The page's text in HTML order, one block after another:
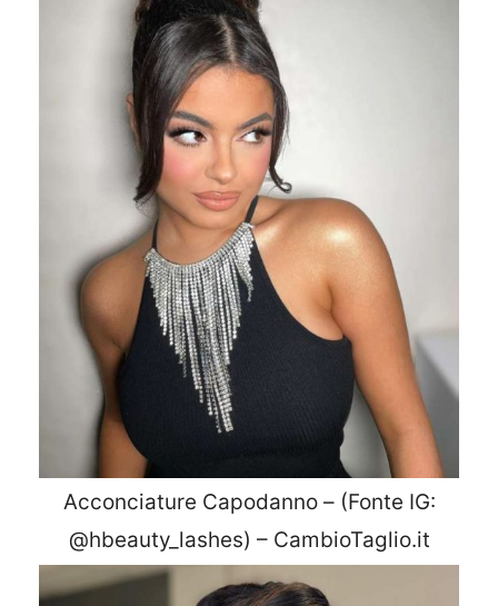
Acconciature Capodanno – (Fonte IG:
@hbeauty_lashes) – CambioTaglio.it